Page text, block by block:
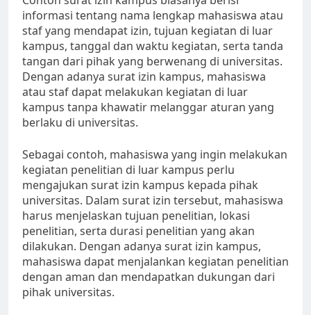
informasi tentang nama lengkap mahasiswa atau
staf yang mendapat izin, tujuan kegiatan di luar
kampus, tanggal dan waktu kegiatan, serta tanda
tangan dari pihak yang berwenang di universitas.
Dengan adanya surat izin kampus, mahasiswa
atau staf dapat melakukan kegiatan di luar
kampus tanpa khawatir melanggar aturan yang
berlaku di universitas.
Sebagai contoh, mahasiswa yang ingin melakukan
kegiatan penelitian di luar kampus perlu
mengajukan surat izin kampus kepada pihak
universitas. Dalam surat izin tersebut, mahasiswa
harus menjelaskan tujuan penelitian, lokasi
penelitian, serta durasi penelitian yang akan
dilakukan. Dengan adanya surat izin kampus,
mahasiswa dapat menjalankan kegiatan penelitian
dengan aman dan mendapatkan dukungan dari
pihak universitas.